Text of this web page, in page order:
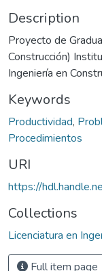
Description
Proyecto de
Construcción)
Ingeniería en
Keywords
Productividad,
Procedimientos
URI
https://
Collections
Licenciatura en
Full item page